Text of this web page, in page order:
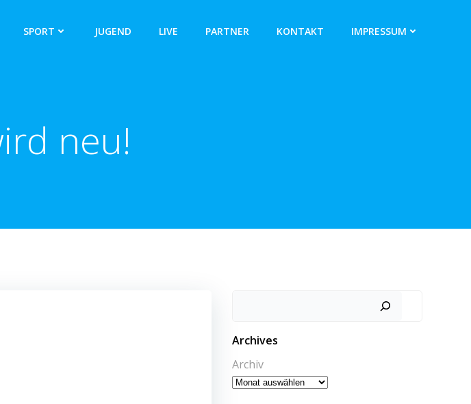
SPORT JUGEND LIVE PARTNER KONTAKT IMPRESSUM
neu!
Archives
Archiv